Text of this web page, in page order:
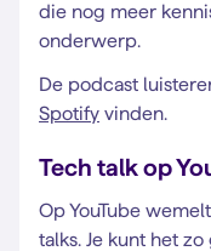
die nog meer
onderwerp.
De podcast
Spotify vinden.
Tech talk op
Op YouTube
talks. Je kunt het